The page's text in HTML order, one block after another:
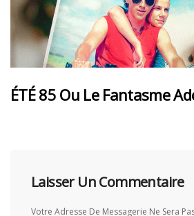
ÉTÉ 85 Ou Le Fantasme
Laisser Un Commentaire
Votre Adresse De Messagerie Ne Sera